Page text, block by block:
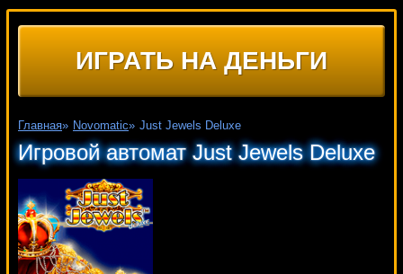
ИГРАТЬ НА ДЕНЬГИ
Главная» Novomatic» Just Jewels Deluxe
Игровой автомат Just Jewels Deluxe